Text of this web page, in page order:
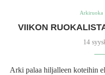
Arkiruoka
VIIKON
14
Arki palaa hiljalleen koteihin